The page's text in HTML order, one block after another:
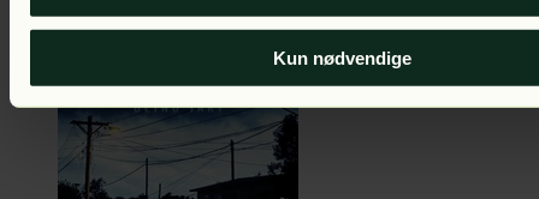
Kun nødvendige